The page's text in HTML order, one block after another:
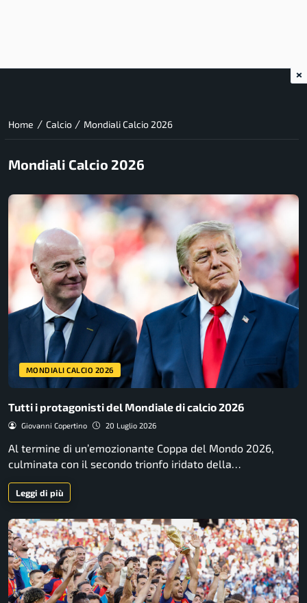
Home / Calcio / Mondiali Calcio 2026
Mondiali Calcio 2026
MONDIALI CALCIO 2026
Tutti i protagonisti del Mondiale di calcio 2026
Giovanni Copertino 20 Luglio 2026
Al termine di un’emozionante Coppa del Mondo 2026,
culminata con il secondo trionfo iridato della…
Leggi di più
×